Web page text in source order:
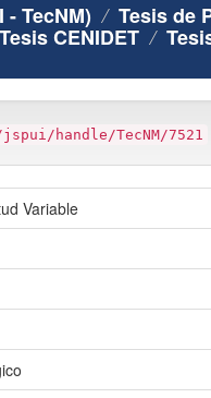
TecNM) Tesis de
Tesis CENIDET
handle/TecNM/7521
Variable